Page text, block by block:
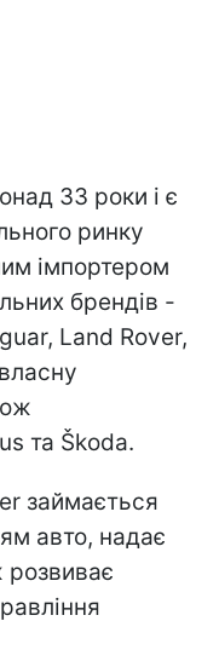
33 роки і є
ринку
імпортером
брендів -
Land Rover,
та Škoda.
займається
авто, надає
розвиває